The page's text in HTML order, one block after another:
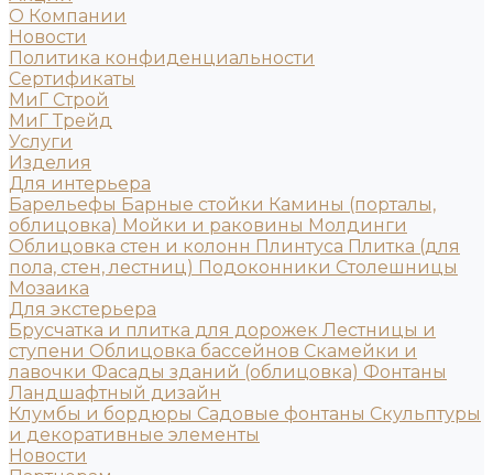
О Компании
Новости
Политика конфиденциальности
Сертификаты
МиГ Строй
МиГ Трейд
Услуги
Изделия
Для интерьера
Барельефы Барные стойки Камины (порталы,
облицовка) Мойки и раковины Молдинги
Облицовка стен и колонн Плинтуса Плитка (для
пола, стен, лестниц) Подоконники Столешницы
Мозаика
Для экстерьера
Брусчатка и плитка для дорожек Лестницы и
ступени Облицовка бассейнов Скамейки и
лавочки Фасады зданий (облицовка) Фонтаны
Ландшафтный дизайн
Клумбы и бордюры Садовые фонтаны Скульптуры
и декоративные элементы
Новости